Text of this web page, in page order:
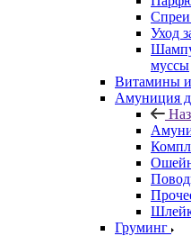
Уход
муссы
Витамины
Амуниция
Груминг